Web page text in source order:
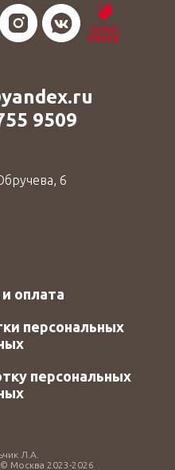
9509
6
оплата
персональных
персональных
Л.А.
Москва 2023-2026